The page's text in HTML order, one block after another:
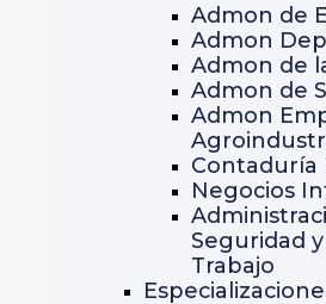
Admon de
Admon
Admon de
Admon de
Admon
Contaduría
Negocios
Seguridad
Trabajo